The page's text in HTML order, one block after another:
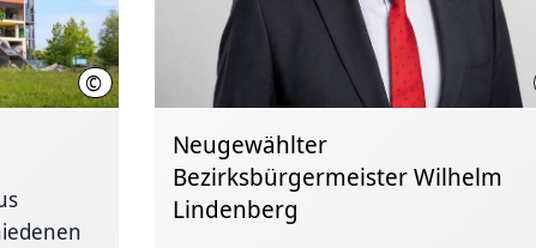
© HMTG
Neugewählter
Bezirksbürgermeister Wilhelm
Lindenberg